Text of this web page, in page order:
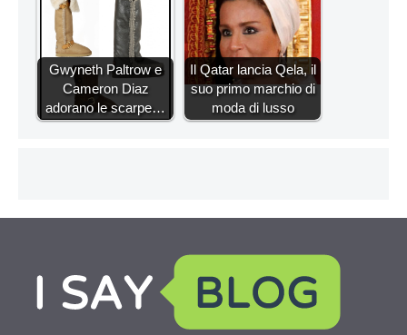
Gwyneth Paltrow e
Cameron Diaz
adorano le scarpe…
Il Qatar lancia Qela, il
suo primo marchio di
moda di lusso